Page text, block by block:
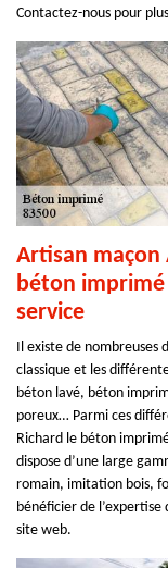
Contactez-nous pour
Artisan maçon
béton imprimé
service
Il existe de nombreuses
classique et les
béton lavé, béton
poreux… Parmi ces
Richard le béton
dispose d’une large
romain, imitation bois,
bénéficier de
site web.